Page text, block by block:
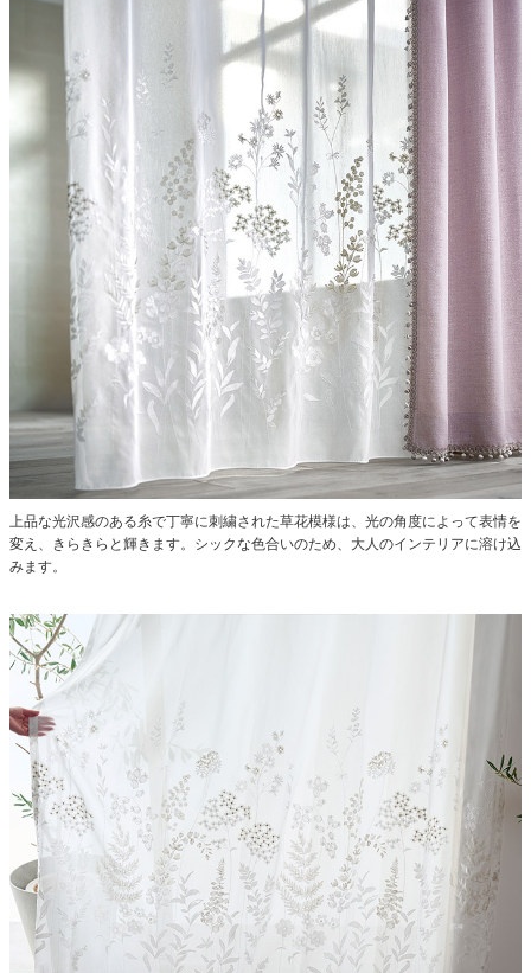
上品な光沢感のある糸で丁寧に刺繍された草花模様は、光の角度によって表情を
変え、きらきらと輝きます。シックな色合いのため、大人のインテリアに溶け込
みます。